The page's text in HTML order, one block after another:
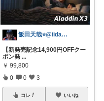
飯田天哉⭐️@iida.tennya
【新発売記念14,900円OFFクー
ポン発 ...
￥ 99,800
0 0 3
コレ いいね